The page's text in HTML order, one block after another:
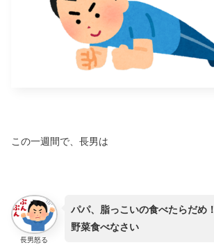
この一週間で、長男は
長男怒る
パパ、脂っこいの食べたらだめ！
野菜食べなさい